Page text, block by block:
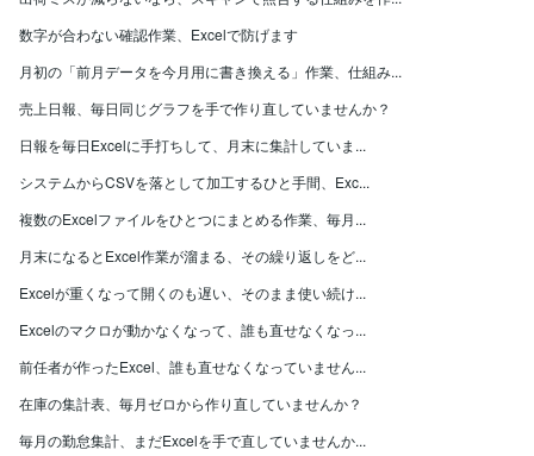
数字が合わない確認作業、Excelで防げます
月初の「前月データを今月用に書き換える」作業、仕組み...
売上日報、毎日同じグラフを手で作り直していませんか？
日報を毎日Excelに手打ちして、月末に集計していま...
システムからCSVを落として加工するひと手間、Exc...
複数のExcelファイルをひとつにまとめる作業、毎月...
月末になるとExcel作業が溜まる、その繰り返しをど...
Excelが重くなって開くのも遅い、そのまま使い続け...
Excelのマクロが動かなくなって、誰も直せなくなっ...
前任者が作ったExcel、誰も直せなくなっていません...
在庫の集計表、毎月ゼロから作り直していませんか？
毎月の勤怠集計、まだExcelを手で直していませんか...